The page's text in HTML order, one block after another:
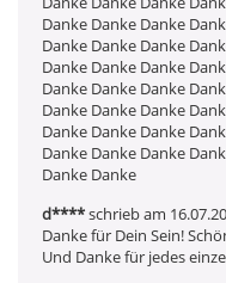
Danke Danke Danke
Danke Danke Danke
Danke Danke Danke
Danke Danke Danke
Danke Danke Danke
Danke Danke Danke
Danke Danke Danke
Danke Danke
d****schrieb am
Danke für Dein Sein!
Und Danke für jedes